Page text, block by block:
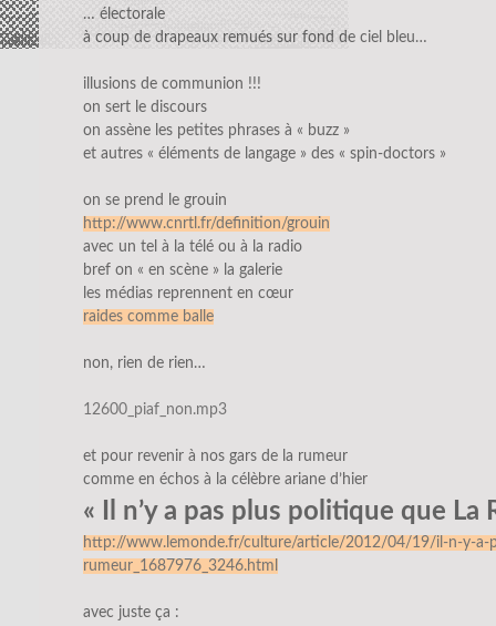
… électorale
à coup de drapeaux remués sur fond de ciel bleu…
illusions de communion !!!
on sert le discours
on assène les petites phrases à « buzz »
et autres « éléments de langage » des « spin-doctors »
on se prend le grouin
http://www.cnrtl.fr/definition/grouin
avec un tel à la télé ou à la radio
bref on « en scène » la galerie
les médias reprennent en cœur
raides comme balle
non, rien de rien…
12600_piaf_non.mp3
et pour revenir à nos gars de la rumeur
comme en échos à la célèbre ariane d’hier
« Il n’y a pas plus politique que La
http://www.lemonde.fr/culture/article/2012/04/19/il-n-y-a-
rumeur_1687976_3246.html
avec juste ça :